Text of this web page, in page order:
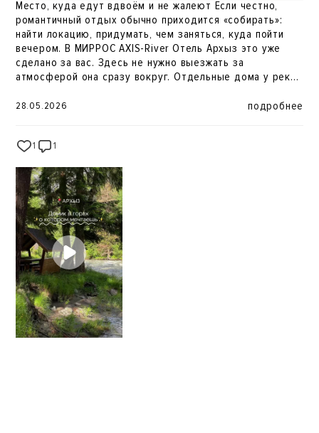
Не нужно отдельно искать баню, место для ужина или
красивую локацию для отдыха всё уже есть на
территории. Иногда лучший отдых это не насыщенный
план. А вечер у реки, близкие люди рядом и мысль: «как
хорошо, что мы всё-таки приехали»
28.05.2026 подробнее
Место, куда едут вдвоём и не жалеют Если честно,
романтичный отдых обычно приходится «собирать»:
найти локацию, придумать, чем заняться, куда пойти
вечером. В МИРРОС AXIS-River Отель Архыз это уже
сделано за вас. Здесь не нужно выезжать за
атмосферой она сразу вокруг. Отдельные дома у реки,
гостей и ощущение, что вы не в отеле, а в своём месте.
сценарий на вечер. Такой формат удобен тем, что не
такие поездки потом обсуждают дольше всего.
1 1